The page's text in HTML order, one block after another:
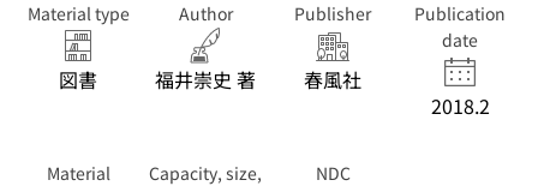
Material type
図書
Author
福井崇史 著
Publisher
春風社
Publication
date
2018.2
Material
Capacity, size,
NDC